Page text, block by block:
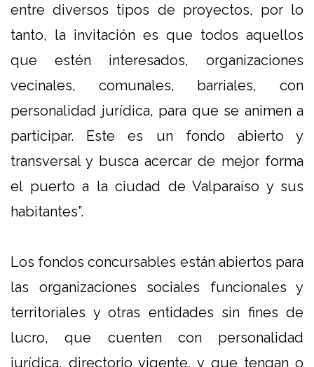
entre diversos tipos de proyectos, por lo
tanto, la invitación es que todos aquellos
que estén interesados, organizaciones
vecinales, comunales, barriales, con
personalidad jurídica, para que se animen a
participar. Este es un fondo abierto y
transversal y busca acercar de mejor forma
el puerto a la ciudad de Valparaíso y sus
habitantes”.
Los fondos concursables están abiertos para
las organizaciones sociales funcionales y
territoriales y otras entidades sin fines de
lucro, que cuenten con personalidad
jurídica, directorio vigente, y que tengan o